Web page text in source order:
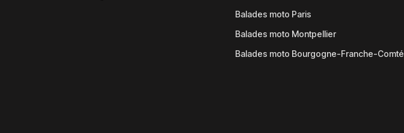
Balades moto Paris
Balades moto Montpellier
Balades moto Bourgogne-Franche-Comté